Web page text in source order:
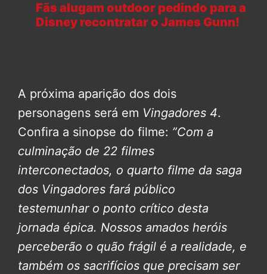
Fãs alugam outdoor pedindo para a
Disney recontratar o James Gunn!
A próxima aparição dos dois
personagens será em Vingadores 4.
Confira a sinopse do filme: ”Com a
culminação de 22 filmes
interconectados, o quarto filme da saga
dos Vingadores fará público
testemunhar o ponto crítico desta
jornada épica. Nossos amados heróis
perceberão o quão frágil é a realidade, e
também os sacrifícios que precisam ser